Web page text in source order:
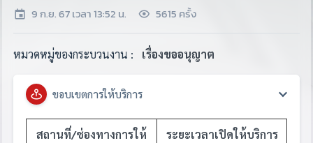
9 ก.ย. 67 เวลา 13:52 น. 5615 ครั้ง
หมวดหมู่ของกระบวนงาน : เรื่องขออนุญาต
ขอบเขตการให้บริการ
สถานที่/ช่องทางการให้
ระยะเวลาเปิดให้บริการ